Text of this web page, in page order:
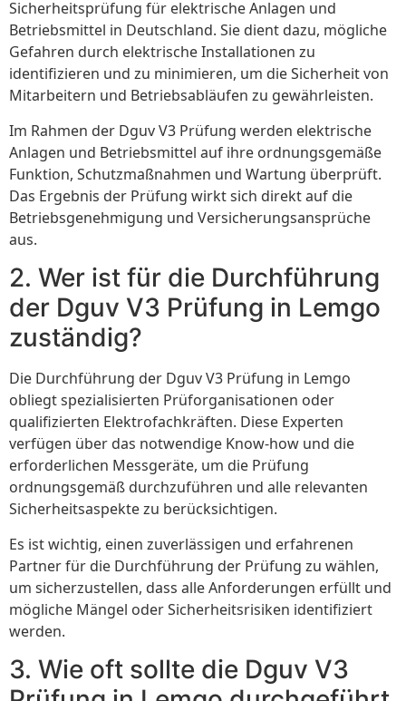
Sicherheitsprüfung für elektrische Anlagen und
Betriebsmittel in Deutschland. Sie dient dazu, mögliche
Gefahren durch elektrische Installationen zu
identifizieren und zu minimieren, um die Sicherheit von
Mitarbeitern und Betriebsabläufen zu gewährleisten.
Im Rahmen der Dguv V3 Prüfung werden elektrische
Anlagen und Betriebsmittel auf ihre ordnungsgemäße
Funktion, Schutzmaßnahmen und Wartung überprüft.
Das Ergebnis der Prüfung wirkt sich direkt auf die
Betriebsgenehmigung und Versicherungsansprüche
aus.
2. Wer ist für die Durchführung
der Dguv V3 Prüfung in Lemgo
zuständig?
Die Durchführung der Dguv V3 Prüfung in Lemgo
obliegt spezialisierten Prüforganisationen oder
qualifizierten Elektrofachkräften. Diese Experten
verfügen über das notwendige Know-how und die
erforderlichen Messgeräte, um die Prüfung
ordnungsgemäß durchzuführen und alle relevanten
Sicherheitsaspekte zu berücksichtigen.
Es ist wichtig, einen zuverlässigen und erfahrenen
Partner für die Durchführung der Prüfung zu wählen,
um sicherzustellen, dass alle Anforderungen erfüllt und
mögliche Mängel oder Sicherheitsrisiken identifiziert
werden.
3. Wie oft sollte die Dguv V3